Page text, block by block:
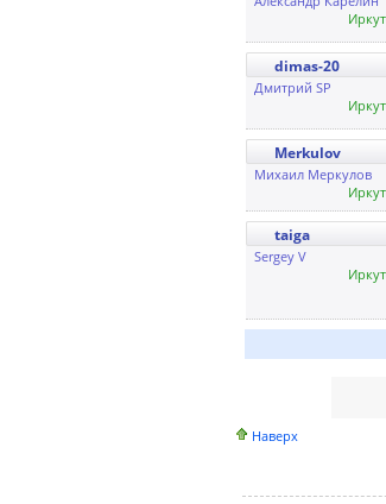
dimas-20
Дмитрий SP
Merkulov
Михаил Меркулов
taiga
Sergey V
Наверх